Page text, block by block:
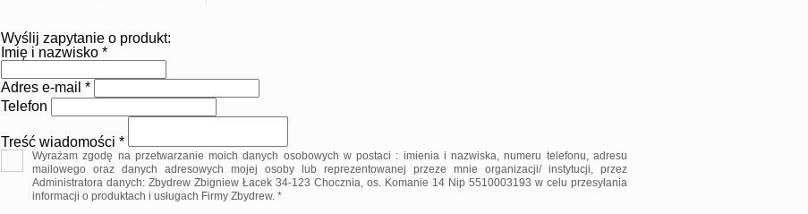
Wyślij zapytanie o produkt:
Imię i nazwisko *
Adres e-mail *
Telefon
Treść wiadomości *
Wyrażam zgodę na przetwarzanie moich danych osobowych w postaci : imienia i nazwiska, numeru telefonu, adresu
mailowego oraz danych adresowych mojej osoby lub reprezentowanej przeze mnie organizacji/ instytucji, przez
Administratora danych: Zbydrew Zbigniew Łacek 34-123 Chocznia, os. Komanie 14 Nip 5510003193 w celu przesyłania
informacji o produktach i usługach Firmy Zbydrew. *